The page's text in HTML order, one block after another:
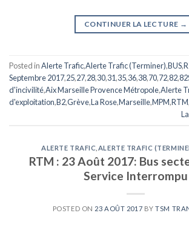
CONTINUER LA LECTURE →
Posted inAlerte Trafic,Alerte Trafic (Terminer),BUS,
Septembre 2017,25,27,28,30,31,35,36,38,70,72,82,
d'incivilité,Aix Marseille Provence Métropole,Alerte
d'exploitation,B2,Grève,La Rose,Marseille,MPM,RTM,
ALERTE TRAFIC ALERTE TRAFIC
RTM : 23 Août 2017: Bus
Service Interrompu
POSTED ON 23 AOÛT 2017 BYTSM